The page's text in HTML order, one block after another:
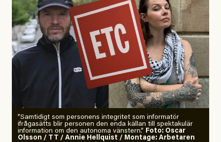
”Samtidigt som personens integritet som informatör
ifrågasätts blir personen den enda källan till spektakulär
information om den autonoma vänstern.” Foto: Oscar
Olsson / TT / Annie Hellquist / Montage: Arbetaren